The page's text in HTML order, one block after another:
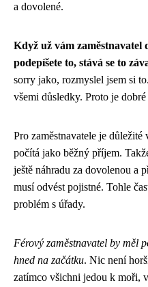
a dovolené.
Když už vám zaměstnavatel
podepíšete to, stává se to
sorry jako, rozmyslel jsem si
všemi důsledky. Proto je
Pro zaměstnavatele je důležité
počítá jako běžný příjem.
ještě náhradu za dovolenou a
musí odvést pojistné. Tohle
problém s úřady.
Férový zaměstnavatel by měl
hned na začátku. Nic není
zatímco všichni jedou k moři,